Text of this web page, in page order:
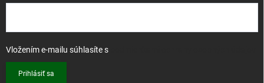
Vložením e-mailu súhlasíte s
Prihlásiť sa